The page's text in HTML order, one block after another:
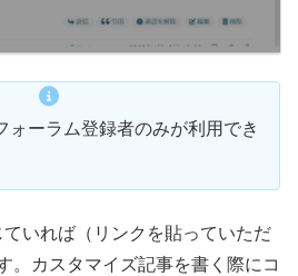
ォーラム登録者のみが利用でき
ていれば（リンクを貼っていただ
。カスタマイズ記事を書く際にコ